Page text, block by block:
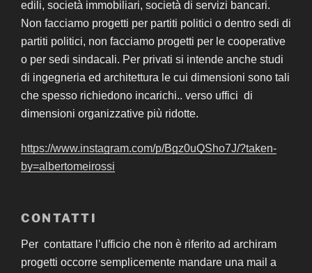
edili, società immobiliari, società di servizi bancari.
Non facciamo progetti per partiti politici o dentro sedi di
partiti politici, non facciamo progetti per le cooperative
o per sedi sindacali. Per privati si intende anche studi
di ingegneria ed architettura le cui dimensioni sono tali
che spesso richiedono incarichi.. verso uffici di
dimensioni organizzative più ridotte.
https://www.instagram.com/p/Bgz0uQSho7J/?taken-
by=albertomeirossi
CONTATTI
Per contattare l’ufficio che non è riferito ad archiram
progetti occorre semplicemente mandare una mail a